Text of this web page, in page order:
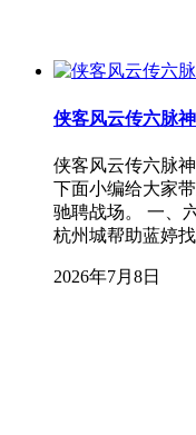
侠客风云传六脉
侠客风云传六脉
下面小编给大家
驰聘战场。 一、
杭州城帮助蓝婷
2026年7月8日